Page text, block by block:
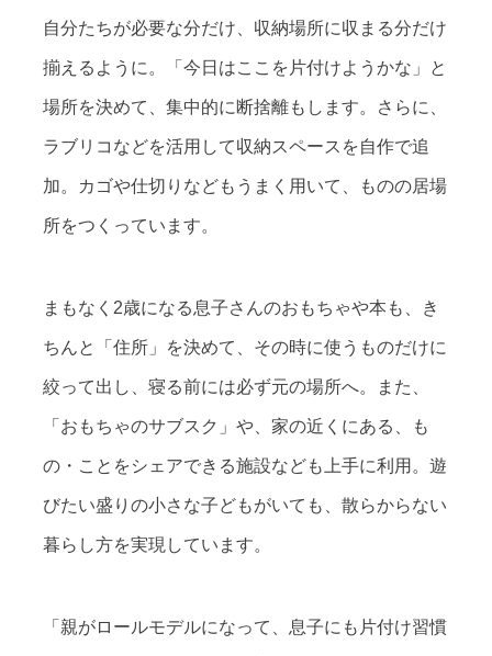
自分たちが必要な分だけ、収納場所に収まる分だけ
揃えるように。「今日はここを片付けようかな」と
場所を決めて、集中的に断捨離もします。さらに、
ラブリコなどを活用して収納スペースを自作で追
加。カゴや仕切りなどもうまく用いて、ものの居場
所をつくっています。
まもなく2歳になる息子さんのおもちゃや本も、き
ちんと「住所」を決めて、その時に使うものだけに
絞って出し、寝る前には必ず元の場所へ。また、
「おもちゃのサブスク」や、家の近くにある、も
の・ことをシェアできる施設なども上手に利用。遊
びたい盛りの小さな子どもがいても、散らからない
暮らし方を実現しています。
「親がロールモデルになって、息子にも片付け習慣